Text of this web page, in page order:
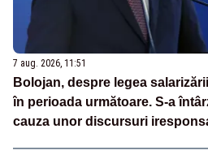
7 aug. 2026, 11:51
Bolojan, despre legea
în perioada următoare. S-a
cauza unor discursuri